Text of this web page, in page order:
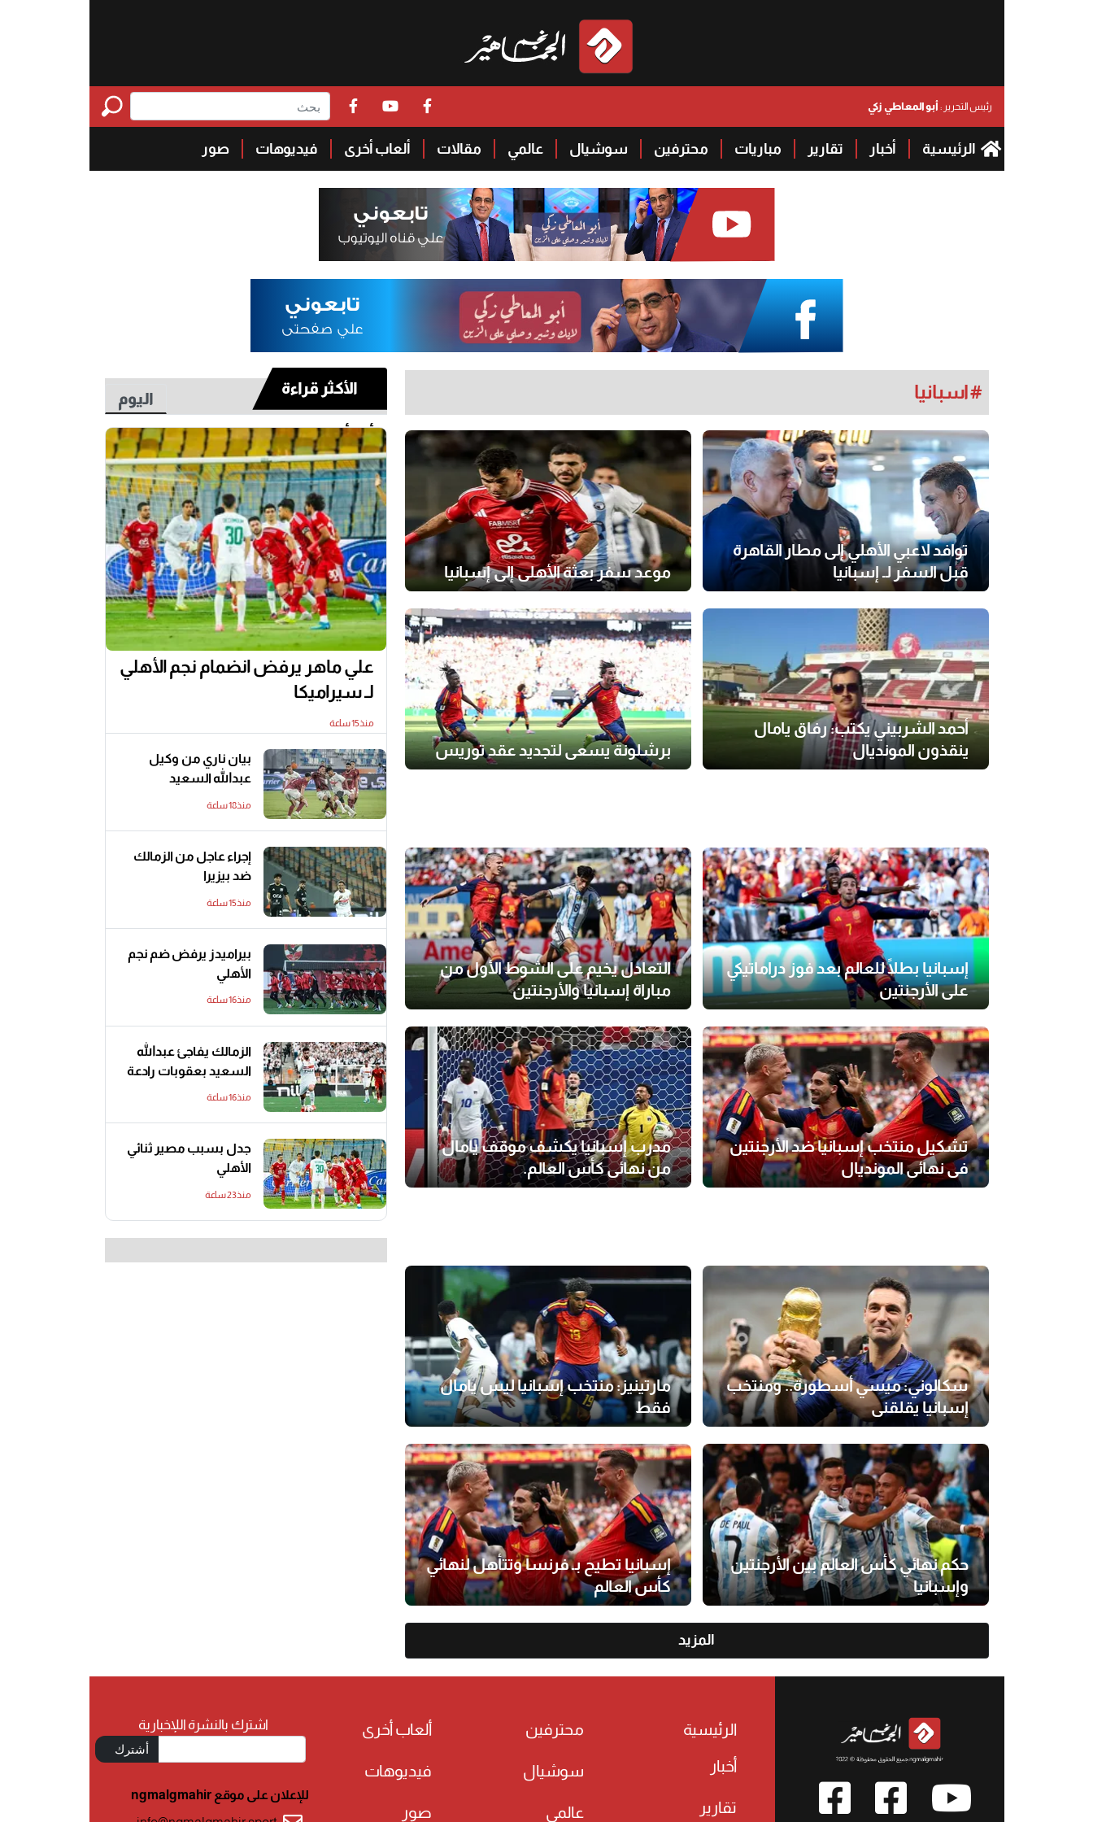
رئيس التحرير :أبو المعاطي زكي
الرئيسية أخبار تقارير مباريات محترفين سوشيال عالمي مقالات ألعاب أخرى فيديوهات صور
# اسبانيا
توافد لاعبي الأهلي إلى مطار القاهرة
قبل السفر لـ إسبانيا
موعد سفر بعثة الأهلي إلى إسبانيا
أحمد الشربيني يكتب: رفاق يامال
ينقذون المونديال
برشلونة يسعى لتجديد عقد توريس
إسبانيا بطلًا للعالم بعد فوز دراماتيكي
على الأرجنتين
التعادل يخيم على الشوط الأول من
مباراة إسبانيا والأرجنتين
تشكيل منتخب إسبانيا ضد الأرجنتين
في نهائي المونديال
مدرب إسبانيا يكشف موقف يامال
من نهائى كأس العالم.
سكالوني: ميسي أسطورة.. ومنتخب
إسبانيا يقلقني
مارتينيز: منتخب إسبانيا ليس يامال
فقط
حكم نهائي كأس العالم بين الأرجنتين
وإسبانيا
إسبانيا تطيح بـ فرنسا وتتأهل لنهائي
كأس العالم
المزيد
الأكثر قراءة
اليوم
أخر أسبوع
علي ماهر يرفض انضمام نجم الأهلي
لـ سيراميكا
منذ15 ساعة
بيان ناري من وكيل
عبدالله السعيد
منذ18 ساعة
إجراء عاجل من الزمالك
ضد بيزيرا
منذ15 ساعة
بيراميدز يرفض ضم نجم
الأهلي
منذ16 ساعة
الزمالك يفاجئ عبدالله
السعيد بعقوبات رادعة
منذ16 ساعة
جدل بسبب مصير ثنائي
الأهلي
منذ23 ساعة
الرئيسية
أخبار
تقارير
محترفين
سوشيال
عالمي
ألعاب أخرى
فيديوهات
صور
اشترك بالنشرة اللإخبارية
أشترك
للإعلان على موقع ngmalgmahir